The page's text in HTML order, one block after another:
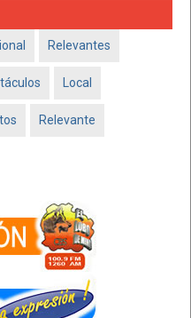
Relevantes
Local
Relevante